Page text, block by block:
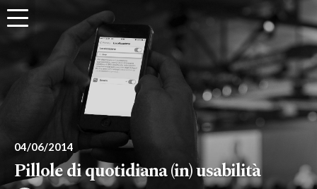
04/06/2014
Pillole di quotidiana (in) usabilità